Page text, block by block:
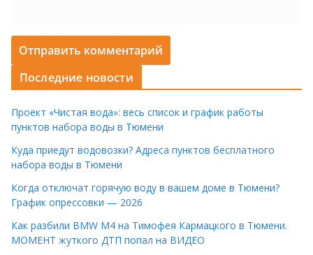
Последние новости
Проект «Чистая вода»: весь список и график работы
пунктов набора воды в Тюмени
Куда приедут водовозки? Адреса пунктов бесплатного
набора воды в Тюмени
Когда отключат горячую воду в вашем доме в Тюмени?
График опрессовки — 2026
Как разбили BMW M4 на Тимофея Кармацкого в Тюмени.
МОМЕНТ жуткого ДТП попал на ВИДЕО